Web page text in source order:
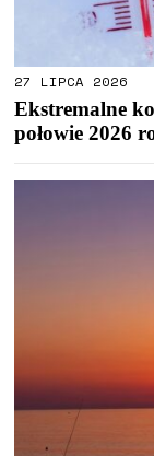
27 LIPCA 2026
Ekstremalne
połowie 2026